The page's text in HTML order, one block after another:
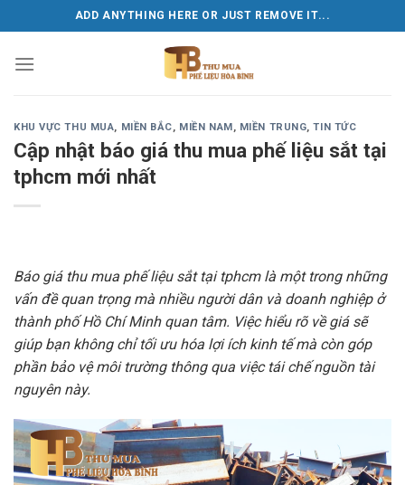
to
content
ADD ANYTHING HERE OR JUST REMOVE IT...
KHU VỰC THU MUA, MIỀN BẮC, MIỀN NAM, MIỀN TRUNG,TIN TỨC
Cập nhật báo giá thu mua phế liệu sắt tại
tphcm mới nhất
Báo giá thu mua phế liệu sắt tại tphcm là một trong những
vấn đề quan trọng mà nhiều người dân và doanh nghiệp ở
thành phố Hồ Chí Minh quan tâm. Việc hiểu rõ về giá sẽ
giúp bạn không chỉ tối ưu hóa lợi ích kinh tế mà còn góp
phần bảo vệ môi trường thông qua việc tái chế nguồn tài
nguyên này.